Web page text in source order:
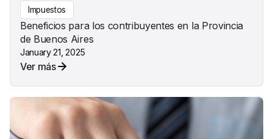
Impuestos
Beneficios para los contribuyentes en la Provincia
de Buenos Aires
January 21, 2025
Ver más